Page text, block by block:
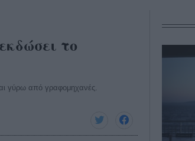
το
γύρω από γραφομηχανές.